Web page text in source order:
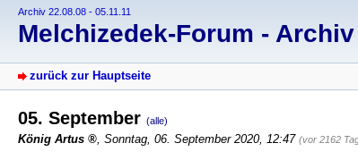
Archiv 22.08.08 - 05.11.11
Melchizedek-Forum - Archiv
zurück zur Hauptseite
05. September (alle)
König Artus , Sonntag, 06. September 2020, 12:47 (vor 2162